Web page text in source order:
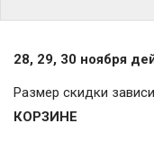
ПОРТФЕЛИ
ДЕЛОВЫЕ
СУМКИ
28, 29, 30 ноября
Размер скидки
КОРЗИНЕ